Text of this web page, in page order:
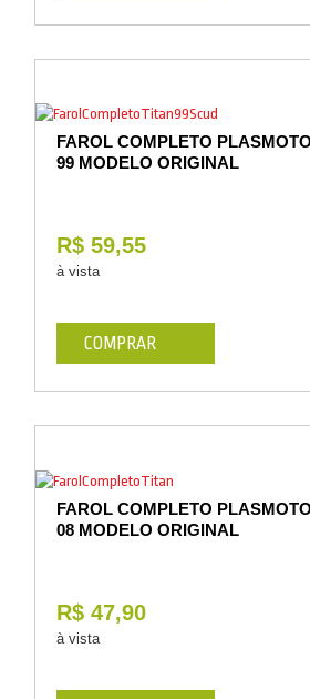
FAROL COMPLETO
99 MODELO ORIGINAL
R$ 59,55
à vista
COMPRAR
FAROL COMPLETO
08 MODELO ORIGINAL
R$ 47,90
à vista